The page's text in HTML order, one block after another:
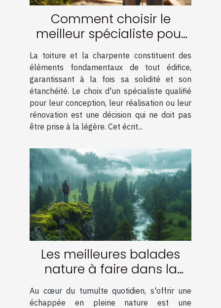
Comment choisir le
meilleur spécialiste pour
votre charpente et
couverture
La toiture et la charpente constituent des
éléments fondamentaux de tout édifice,
garantissant à la fois sa solidité et son
étanchéité. Le choix d'un spécialiste qualifié
pour leur conception, leur réalisation ou leur
rénovation est une décision qui ne doit pas
être prise à la légère. Cet écrit...
Les meilleures balades
nature à faire dans la
région
Au cœur du tumulte quotidien, s'offrir une
échappée en pleine nature est une